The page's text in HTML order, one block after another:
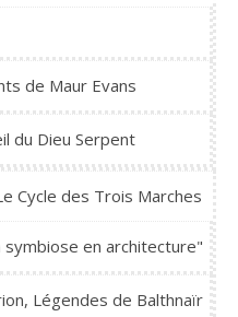
de Maur Evans
du Dieu Serpent
Cycle des Trois Marches
en architecture"
Légendes de Balthnaïr